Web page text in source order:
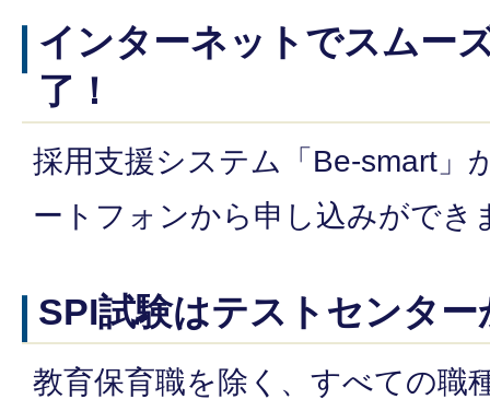
インターネットでスムー
了！
採用支援システム「Be-smart」
ートフォンから申し込みができ
SPI試験はテストセンタ
教育保育職を除く、すべての職